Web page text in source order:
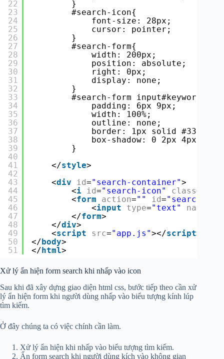
22
23
24
25
26
27
28
29
30
31
32
33
34
35
36
37
38
39
40
41
42
43
44
45
46
47
48
49
50
51
}
#search-icon{
font-size: 28px;
cursor: pointer;
}
#search-form{
width: 200px;
position: absolute;
right: 0px;
display: none;
}
#search-form input#keyword{
padding: 6px 9px;
width: 100%;
outline: none;
border: 1px solid #333;
box-shadow: 0 2px 4px
}
</style>
<div id="search-container">
<i id="search-icon" class=
<form action="" id="search-
<input type="text" name
</form>
</div>
<script src="app.js"></script>
</body>
</html>
Xử lý ẩn hiện form search khi nhấp vào icon
Sau khi đã xây dựng giao diện html css, bước tiếp theo cần xử
lý ẩn hiện form khi người dùng nhấp vào biểu tượng kính lúp
tìm kiếm.
Ở đây chúng ta có việc chính cần làm.
Xử lý ẩn hiện khi nhấp vào biểu tượng tìm kiếm.
Ẩn form search khi người dùng kích vào không gian